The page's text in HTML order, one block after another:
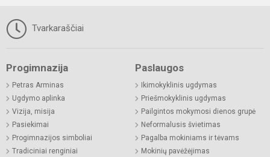
Tvarkaraščiai
Progimnazija
Petras Arminas
Ugdymo aplinka
Vizija, misija
Pasiekimai
Progimnazijos simboliai
Tradiciniai renginiai
Paslaugos
Ikimokyklinis ugdymas
Priešmokyklinis ugdymas
Pailgintos mokymosi dienos grupė
Neformalusis švietimas
Pagalba mokiniams ir tėvams
Mokinių pavėžėjimas